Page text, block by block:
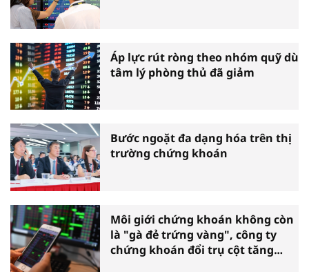
Áp lực rút ròng theo nhóm quỹ dù
tâm lý phòng thủ đã giảm
Bước ngoặt đa dạng hóa trên thị
trường chứng khoán
Môi giới chứng khoán không còn
là "gà đẻ trứng vàng", công ty
chứng khoán đổi trụ cột tăng